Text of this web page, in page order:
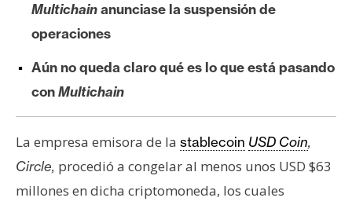
A
á
l
i
s
Multichainanunciase la suspensión de
operaciones
Aún no queda claro qué es lo que está pasando
conMultichain
La empresa emisora de la stablecoin USD Coin,
Circle, procedió a congelar al menos unos USD $63
millones en dicha criptomoneda, los cuales